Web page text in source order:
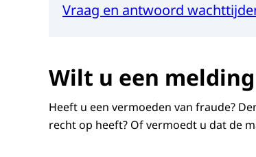
Vraag en antwoord
Wilt u een
Heeft u een vermoeden van fraude?
recht op heeft? Of vermoedt u dat de